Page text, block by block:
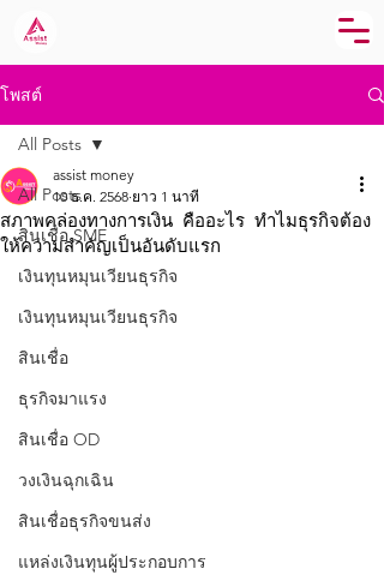
โพสต์
All Posts
สินเชื่อ SME
เงินทุนหมุนเวียนธุรกิจ
เงินทุนหมุนเวียนธุรกิจ
สินเชื่อ
ธุรกิจมาแรง
สินเชื่อ OD
วงเงินฉุกเฉิน
สินเชื่อธุรกิจขนส่ง
แหล่งเงินทุนผู้ประกอบการ
All Posts
สภาพคล่องทางการเงิน คืออะไร ทำไมธุรกิจต้อง
ให้ความสำคัญเป็นอันดับแรก
assist money
10 ธ.ค. 2568 ยาว 1 นาที